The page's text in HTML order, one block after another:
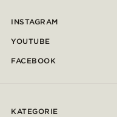
INSTAGRAM
YOUTUBE
FACEBOOK
KATEGORIE